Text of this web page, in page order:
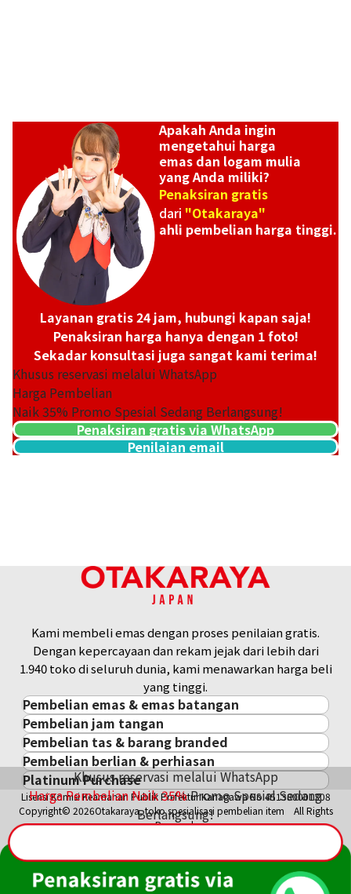
Apakah Anda ingin
mengetahui harga
emas dan logam mulia
yang Anda miliki?
Penaksiran gratis
dari "Otakaraya"
ahli pembelian harga tinggi.
Layanan gratis 24 jam, hubungi kapan saja!
Penaksiran harga hanya dengan 1 foto!
Sekadar konsultasi juga sangat kami terima!
Khusus reservasi melalui WhatsApp
Harga Pembelian
Naik35% Promo Spesial Sedang Berlangsung!
Penaksiran gratis via WhatsApp
Penilaian email
Khusus reservasi melalui WhatsApp
Harga Pembelian Naik35%Promo Spesial Sedang
Berlangsung!
Kami membeli emas dengan proses penilaian gratis.
Dengan kepercayaan dan rekam jejak dari lebih dari
1.940 toko di seluruh dunia, kami menawarkan harga beli
yang tinggi.
Pembelian emas & emas batangan
Pembelian emas & emas batangan
Emas Batangan / Gold Bar
Koin Emas
Harga Pasar Emas / Kurs Emas
Aksesoris Emas
Cincin Emas
Pembelian jam tangan
Pembelian jam tangan
ROLEX
PATEK PHILIPPE
AUDEMARS PIGUET
VACHERON CONSTANTIN
BREGUEST
Pembelian tas & barang branded
Pembelian tas & barang branded
Cartier
LOUIS VUITTON
Hermès
CELINE
Fendi
Pembelian berlian & perhiasan
Pembelian berlian & perhiasan
Berlian
Zamrud
Rubi
Platinum Purchase
Platinum
Lisensi Komisi Keamanan Publik Prefektur Kanagawa No.451380001308
Copyright© 2026Otakaraya, toko spesialisasi pembelian item All Rights
Reserved.